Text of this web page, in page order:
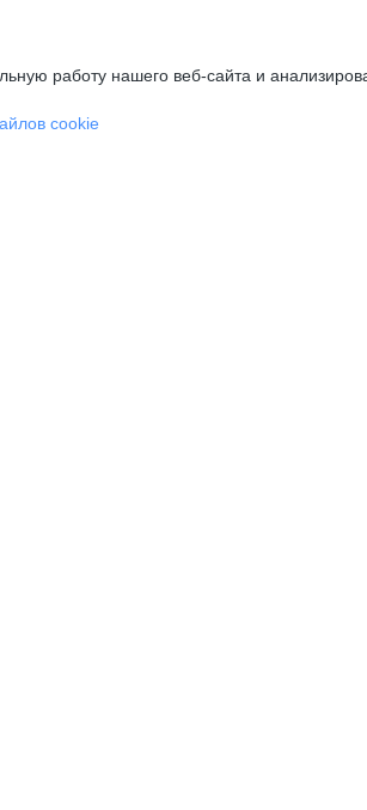
работу нашего веб-сайта и
cookie